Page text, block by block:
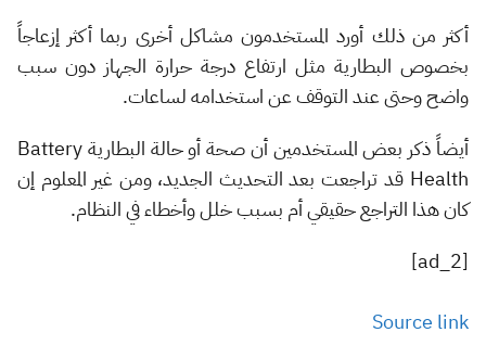
أكثر من ذلك أورد المستخدمون مشاكل أخرى ربما أكثر إزعاجاً
بخصوص البطارية مثل ارتفاع درجة حرارة الجهاز دون سبب
واضح وحتى عند التوقف عن استخدامه لساعات.
أيضاً ذكر بعض المستخدمين أن صحة أو حالة البطارية Battery
Health قد تراجعت بعد التحديث الجديد، ومن غير المعلوم إن
كان هذا التراجع حقيقي أم بسبب خلل وأخطاء في النظام.
[ad_2]
Source link